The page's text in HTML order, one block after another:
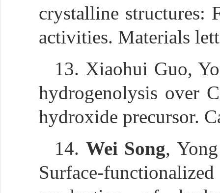
crystalline structures:
activities. Materials
13. Xiaohui Guo,
hydrogenolysis over
hydroxide precursor.
14. Wei Song,
Surface-